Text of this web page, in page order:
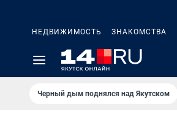
НЕДВИЖИМОСТЬ ЗНАКОМСТВА
Черный дым поднялся над Якутском